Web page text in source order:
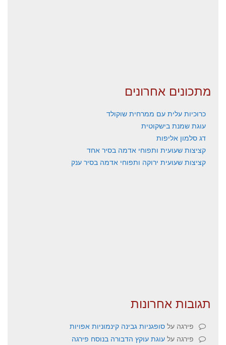
מתכונים אחרונים
כרוכיות עלית עם ממרחית שוקולד
עוגת שמנת בישקוטית
דג סלמון אליפות
קציצות שעועית ותפוחי אדמה בסיר אחד
קציצות שעועית ירוקה ותפוחי אדמה בסיר ענק
תגובות אחרונות
פירגה על סופגניות גבינה קינמוניות אפויות
פירגה על עוגת עוקץ הדבורה בנוסח פירגה